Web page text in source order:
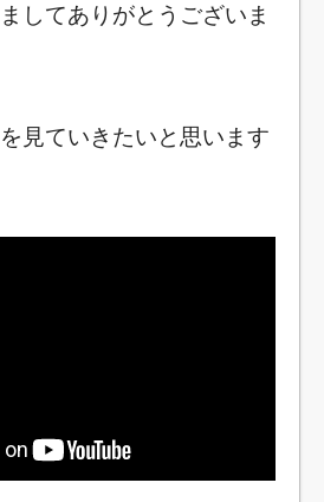
してありがとうございま
見ていきたいと思います